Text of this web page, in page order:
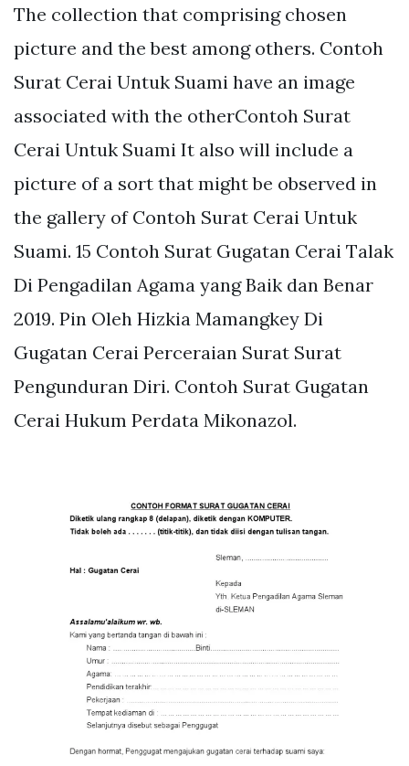
The collection that comprising chosen
picture and the best among others. Contoh
Surat Cerai Untuk Suami have an image
associated with the otherContoh Surat
Cerai Untuk Suami It also will include a
picture of a sort that might be observed in
the gallery of Contoh Surat Cerai Untuk
Suami. 15 Contoh Surat Gugatan Cerai Talak
Di Pengadilan Agama yang Baik dan Benar
2019. Pin Oleh Hizkia Mamangkey Di
Gugatan Cerai Perceraian Surat Surat
Pengunduran Diri. Contoh Surat Gugatan
Cerai Hukum Perdata Mikonazol.